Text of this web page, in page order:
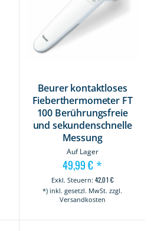
Beurer kontaktloses
Fieberthermometer FT
100 Berührungsfreie
und sekundenschnelle
Messung
Auf Lager
49,99 € *
42,01 €
*) inkl. gesetzl. MwSt. zzgl.
Versandkosten